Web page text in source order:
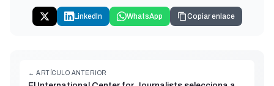
LinkedIn WhatsApp Copiar enlace
← ARTÍCULO ANTERIOR